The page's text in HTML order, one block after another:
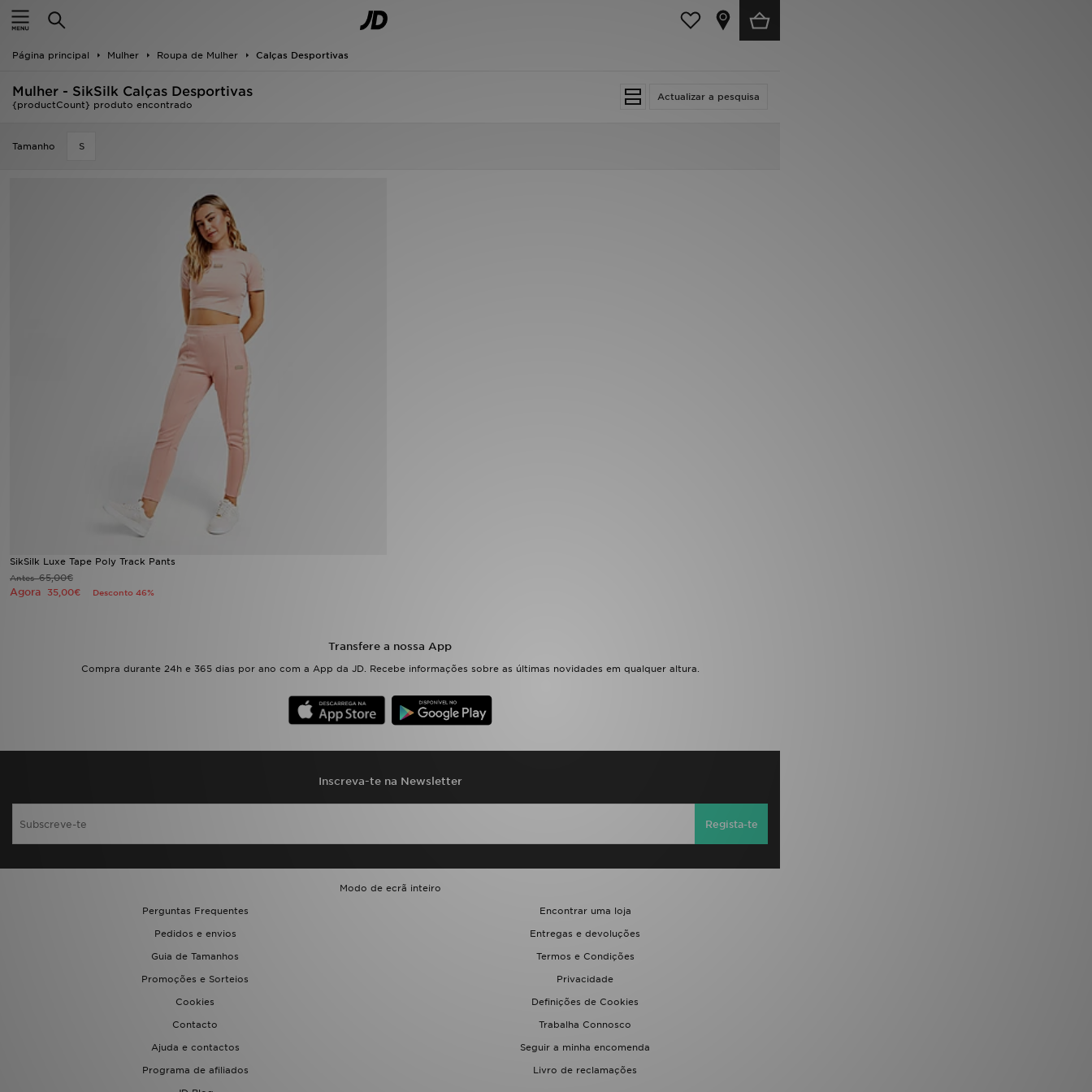
Página principal Mulher Roupa de Mulher Calças Desportivas
Actualizar a pesquisa
Mulher - SikSilk Calças Desportivas
{productCount} produto encontrado
Tamanho S
SikSilk Luxe Tape Poly Track Pants
Antes65,00€
Agora 35,00€ Desconto 46%
Transfere a nossa App
Compra durante 24h e 365 dias por ano com a App da JD. Recebe informações sobre as últimas novidades em qualquer altura.
Inscreva-te na Newsletter
Regista-te
Modo de ecrã inteiro
Perguntas Frequentes
Encontrar uma loja
Pedidos e envios
Entregas e devoluções
Guia de Tamanhos
Termos e Condições
Promoções e Sorteios
Privacidade
Cookies
Definições de Cookies
Contacto
Trabalha Connosco
Ajuda e contactos
Seguir a minha encomenda
Programa de afiliados
Livro de reclamações
INÍCIO
Promoções
NOVIDADES
LOCALIZADOR DE LOJAS
ESTADO DO TEU PEDIDO